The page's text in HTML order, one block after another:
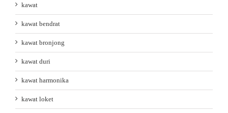
kawat
kawat bendrat
kawat bronjong
kawat duri
kawat harmonika
kawat loket